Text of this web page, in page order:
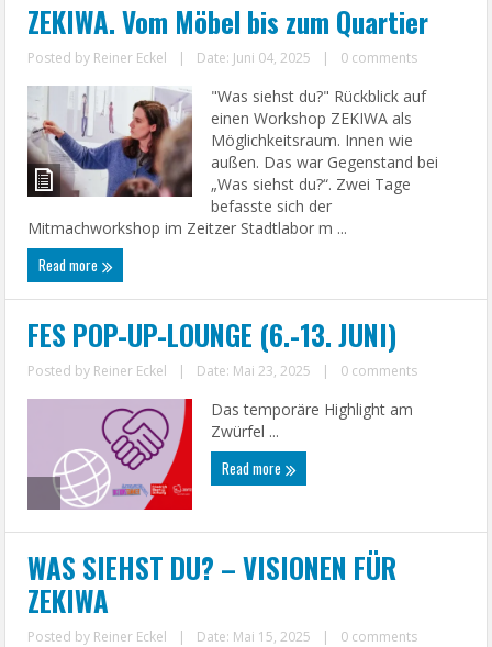
ZEKIWA. Vom Möbel bis zum Quartier
Posted by Reiner Eckel | Date: Juni 04, 2025 | 0 comments
"Was siehst du?" Rückblick auf
einen Workshop ZEKIWA als
Möglichkeitsraum. Innen wie
außen. Das war Gegenstand bei
„Was siehst du?“. Zwei Tage
befasste sich der
Mitmachworkshop im Zeitzer Stadtlabor m ...
Read more
FES POP-UP-LOUNGE (6.-13. JUNI)
Posted by Reiner Eckel | Date: Mai 23, 2025 | 0 comments
Das temporäre Highlight am
Zwürfel ...
Read more
WAS SIEHST DU? – VISIONEN FÜR
ZEKIWA
Posted by Reiner Eckel | Date: Mai 15, 2025 | 0 comments